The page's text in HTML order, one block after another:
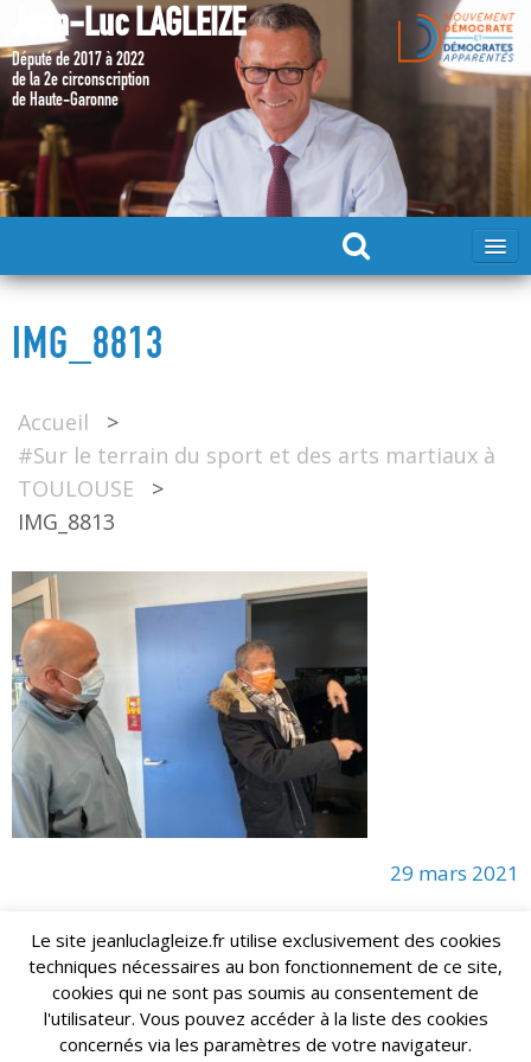
Jean-Luc LAGLEIZE
Député de 2017 à 2022
de la 2e circonscription
de Haute-Garonne
MA CANDIDATURE 2024
DÉPUTÉ 2017 – 2022
MES ACTIONS 2017 – 2022
IMG_8813
Accueil
>
#Sur le terrain du sport et des arts martiaux à
TOULOUSE
>
IMG_8813
29 mars 2021
Jean-Luc LAGLEIZE - e-mail : lagleize2024@gmail.com
Mentions Légales- Copyright © 2024. Tous droits réservés.
Le site jeanluclagleize.fr utilise exclusivement des cookies
techniques nécessaires au bon fonctionnement de ce site,
cookies qui ne sont pas soumis au consentement de
l'utilisateur. Vous pouvez accéder à la liste des cookies
concernés via les paramètres de votre navigateur.